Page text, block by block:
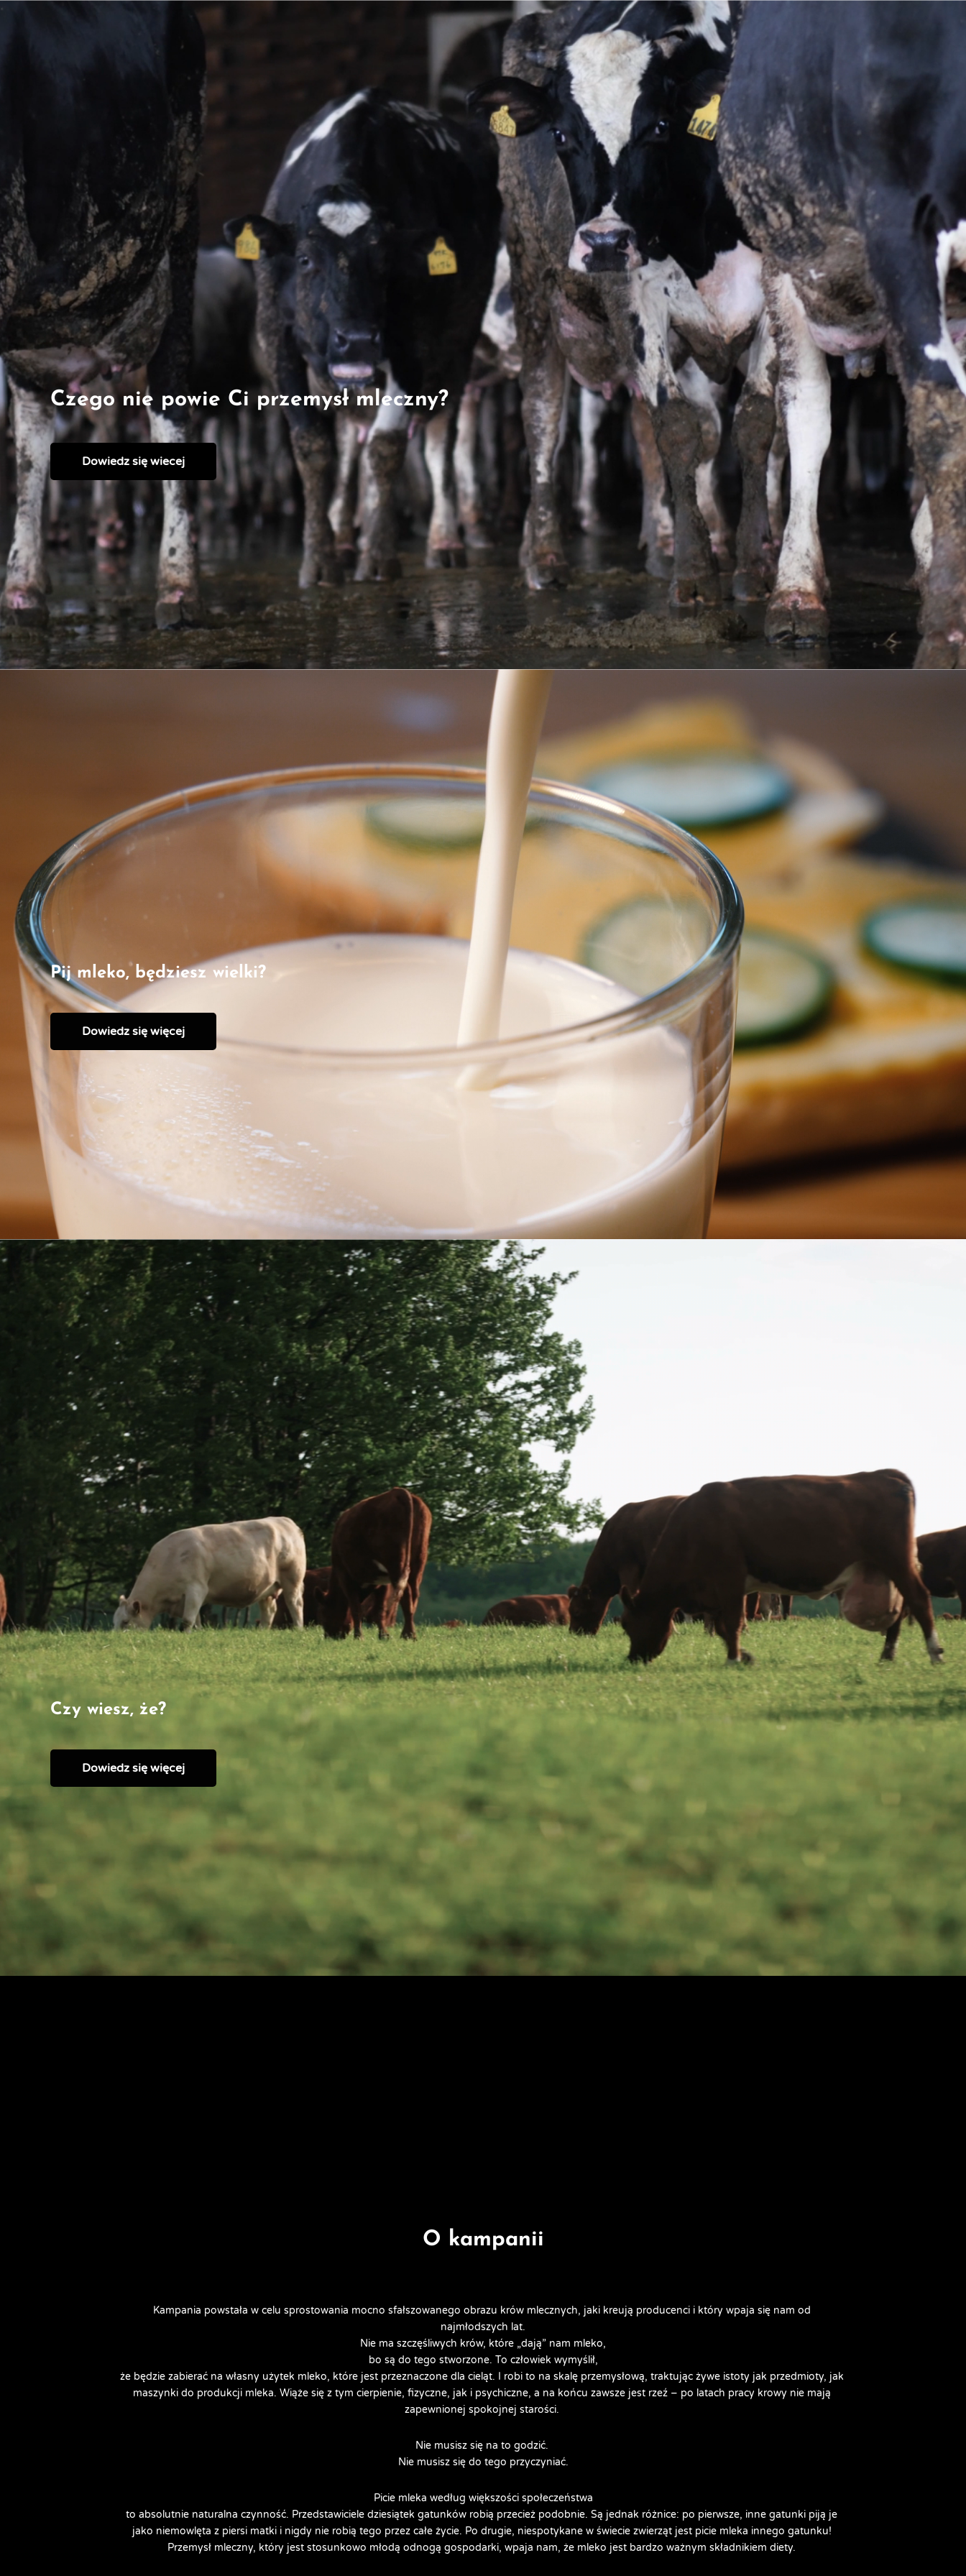
Czego nie powie Ci przemysł mleczny?
Dowiedz się wiecej
Pij mleko, będziesz wielki?
Dowiedz się więcej
Czy wiesz, że?
Dowiedz się więcej
O kampanii
Kampania powstała w celu sprostowania mocno sfałszowanego obrazu krów mlecznych, jaki kreują producenci i który wpaja się nam od
najmłodszych lat.
Nie ma szczęśliwych krów, które „dają” nam mleko,
bo są do tego stworzone. To człowiek wymyślił,
że będzie zabierać na własny użytek mleko, które jest przeznaczone dla cieląt. I robi to na skalę przemysłową, traktując żywe istoty jak przedmioty, jak
maszynki do produkcji mleka. Wiąże się z tym cierpienie, fizyczne, jak i psychiczne, a na końcu zawsze jest rzeź – po latach pracy krowy nie mają
zapewnionej spokojnej starości.
Nie musisz się na to godzić.
Nie musisz się do tego przyczyniać.
Picie mleka według większości społeczeństwa
to absolutnie naturalna czynność. Przedstawiciele dziesiątek gatunków robią przecież podobnie. Są jednak różnice: po pierwsze, inne gatunki piją je
jako niemowlęta z piersi matki i nigdy nie robią tego przez całe życie. Po drugie, niespotykane w świecie zwierząt jest picie mleka innego gatunku!
Przemysł mleczny, który jest stosunkowo młodą odnogą gospodarki, wpaja nam, że mleko jest bardzo ważnym składnikiem diety.